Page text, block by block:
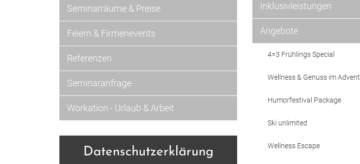
Inklusivleistungen
Angebote
4=3 Frühlings Special
Wellness & Genuss im Advent
Humorfestival Package
Ski unlimited
Wellness Escape
Seminarräume & Preise
Feiern & Firmenevents
Referenzen
Seminaranfrage
Workation - Urlaub & Arbeit
Datenschutzerklärung